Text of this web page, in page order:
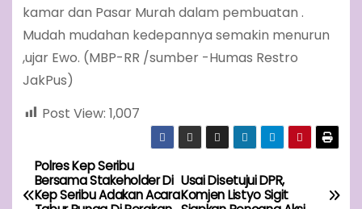
kamar dan Pasar Murah dalam pembuatan .
Mudah mudahan kedepannya semakin menurun
,ujar Ewo. (MBP-RR /sumber -Humas Restro
JakPus)
Post View: 1,007
P
Usai Disetujui DPR,
Komjen Listyo Sigit
Polres Kep Seribu
Bersama Stakeholder Di
Kep Seribu Adakan Acara